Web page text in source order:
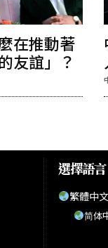
在推動著
友誼」？
選擇語言
繁體中文
简体